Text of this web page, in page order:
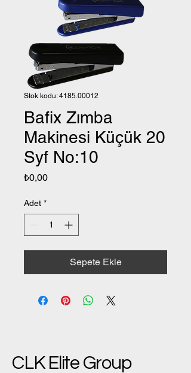
Stok kodu: 4185.00012
Bafix Zımba
Makinesi Küçük 20
Syf No:10
₺0,00Fiyat
Adet *
Sepete Ekle
CLK Elite Group